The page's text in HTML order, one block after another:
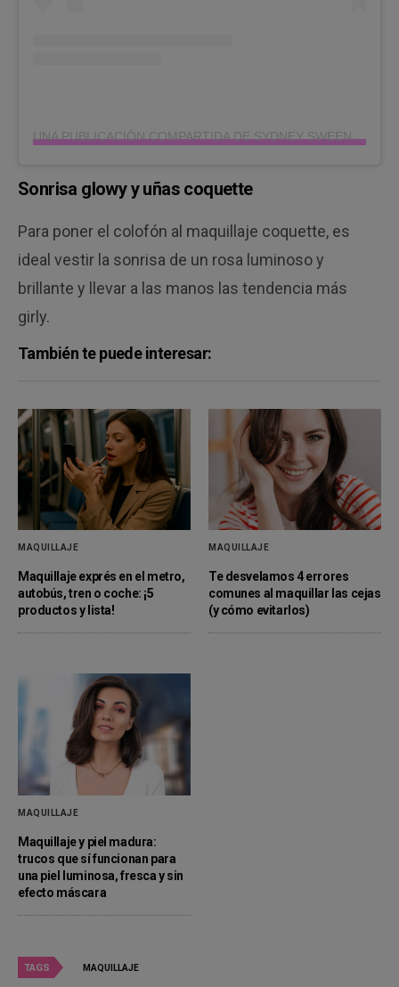
UNA PUBLICACIÓN COMPARTIDA DE SYDNEY SWEENEY (@SYDNEY_SWEENEY)
Sonrisa glowy y uñas coquette
Para poner el colofón al maquillaje coquette, es
ideal vestir la sonrisa de un rosa luminoso y
brillante y llevar a las manos las tendencia más
girly.
También te puede interesar:
MAQUILLAJE
Maquillaje exprés en el metro,
autobús, tren o coche: ¡5
productos y lista!
MAQUILLAJE
Te desvelamos 4 errores
comunes al maquillar las cejas
(y cómo evitarlos)
MAQUILLAJE
Maquillaje y piel madura:
trucos que sí funcionan para
una piel luminosa, fresca y sin
efecto máscara
TAGS MAQUILLAJE